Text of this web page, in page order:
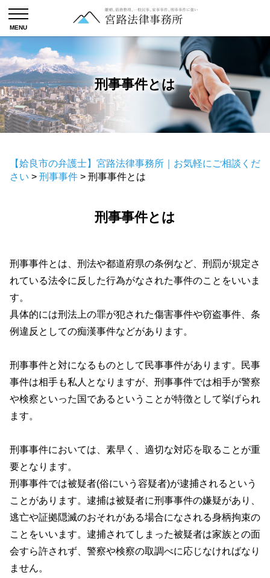
刑事事件とは
【姶良市の弁護士】宮路法律事務所｜お気軽にご相談くだ
さい > 刑事事件 > 刑事事件とは
刑事事件とは
刑事事件とは、刑法や都道府県の条例など、刑罰が規定さ
れている法令に反した行為がなされた事件のことをいいま
す。
具体的には刑法上の罪が犯された傷害事件や窃盗事件、条
例違反としての痴漢事件などがあります。
刑事事件と対になるものとして民事事件があります。民事
事件は相手も私人となりますが、刑事事件では相手が警察
や検察といった国であるということが特徴として挙げられ
ます。
刑事事件においては、素早く、適切な対応を取ることが重
要となります。
刑事事件では被疑者(俗にいう容疑者)が逮捕されるという
ことがあります。逮捕は被疑者に刑事事件の嫌疑があり、
逃亡や証拠隠滅のおそれがある場合になされる身柄拘束の
ことをいいます。逮捕されてしまった被疑者は家族との面
会すら許されず、警察や検察の取調べに応じなければなり
ません。